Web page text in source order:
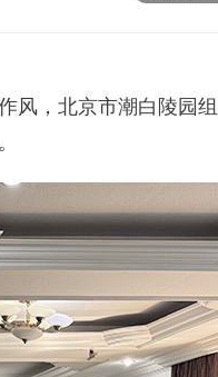
风，北京市潮白陵园